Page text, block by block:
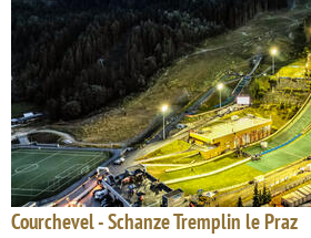
Courchevel - Schanze Tremplin le Praz